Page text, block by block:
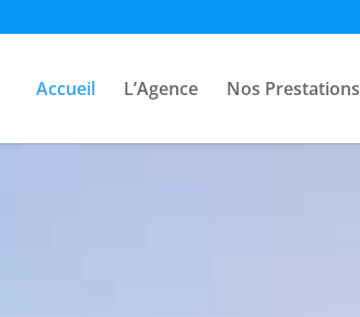
Accueil L’Agence Nos Prestations